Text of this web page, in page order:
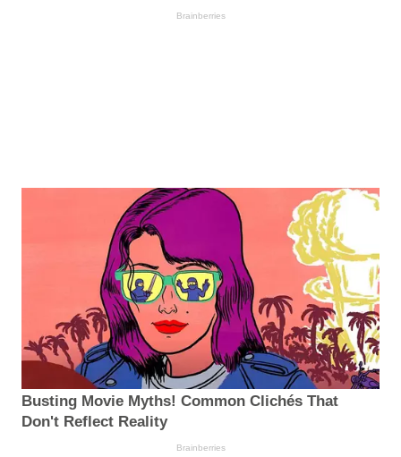
Brainberries
Busting Movie Myths! Common Clichés That
Don't Reflect Reality
Brainberries